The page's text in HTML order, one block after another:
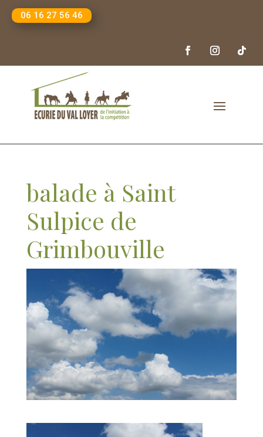
06 16 27 56 46
balade à Saint
Sulpice de
Grimbouville